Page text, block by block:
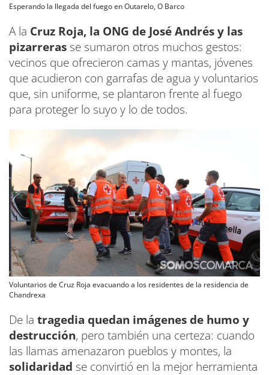
Esperando la llegada del fuego en Outarelo, O Barco
A la Cruz Roja, la ONG de José Andrés y las
pizarreras se sumaron otros muchos gestos:
vecinos que ofrecieron camas y mantas, jóvenes
que acudieron con garrafas de agua y voluntarios
que, sin uniforme, se plantaron frente al fuego
para proteger lo suyo y lo de todos.
Voluntarios de Cruz Roja evacuando a los residentes de la residencia de
Chandrexa
De la tragedia quedan imágenes de humo y
destrucción, pero también una certeza: cuando
las llamas amenazaron pueblos y montes, la
solidaridad se convirtió en la mejor herramienta